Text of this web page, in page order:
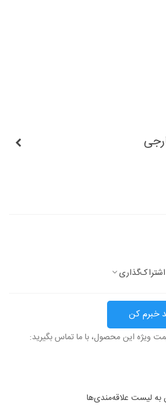
اشتراک‌گذاری
خبرم کن
ویژه این محصول، با ما تماس بگیرید:
به لیست علاقه‌مندی‌ها